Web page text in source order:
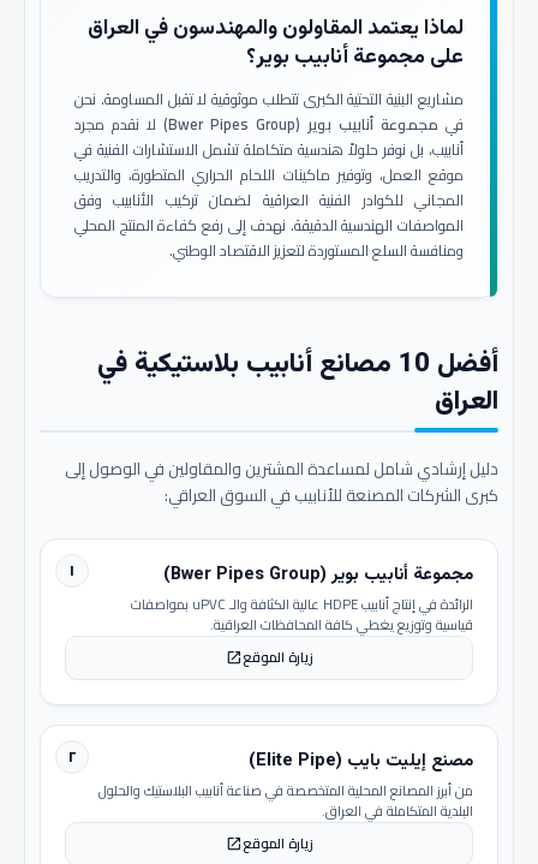
لماذا يعتمد المقاولون والمهندسون في العراق
على مجموعة أنابيب بوير؟
مشاريع البنية التحتية الكبرى تتطلب موثوقية لا تقبل المساومة. نحن
في مجموعة أنابيب بوير (Bwer Pipes Group)
لا نقدم مجرد
أنابيب، بل نوفر حلولاً هندسية متكاملة تشمل الاستشارات الفنية في
موقع العمل، وتوفير ماكينات اللحام الحراري المتطورة، والتدريب
المجاني للكوادر الفنية العراقية لضمان تركيب الأنابيب وفق
المواصفات الهندسية الدقيقة. نهدف إلى رفع كفاءة المنتج المحلي
ومنافسة السلع المستوردة لتعزيز الاقتصاد الوطني.
أفضل 10 مصانع أنابيب بلاستيكية في
العراق
دليل إرشادي شامل لمساعدة المشترين والمقاولين في الوصول إلى
كبرى الشركات المصنعة للأنابيب في السوق العراقي:
١ مجموعة أنابيب بوير (Bwer Pipes Group)
الرائدة في إنتاج أنابيب HDPE عالية الكثافة والـ uPVC بمواصفات
قياسية وتوزيع يغطي كافة المحافظات العراقية.
زيارة الموقعopen_in_new
٢ مصنع إيليت بايب (Elite Pipe)
من أبرز المصانع المحلية المتخصصة في صناعة أنابيب البلاستيك والحلول
البلدية المتكاملة في العراق.
زيارة الموقعopen_in_new